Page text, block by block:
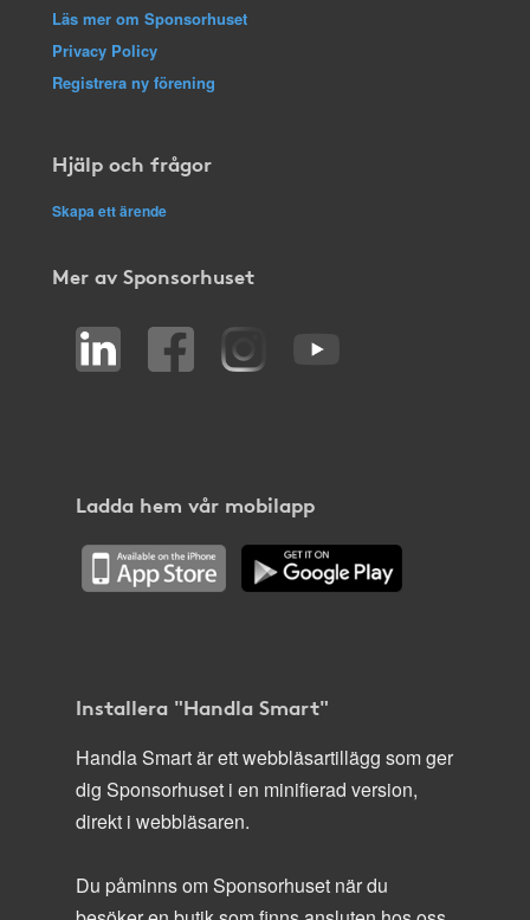
Läs mer om Sponsorhuset
Privacy Policy
Registrera ny förening
Hjälp och frågor
Skapa ett ärende
Mer av Sponsorhuset
Ladda hem vår mobilapp
Installera "Handla Smart"
Handla Smart är ett webbläsartillägg som ger
dig Sponsorhuset i en minifierad version,
direkt i webbläsaren.
Du påminns om Sponsorhuset när du